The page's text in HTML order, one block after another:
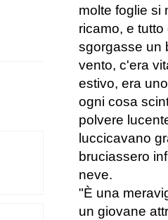
molte foglie si
ricamo, e
sgorgasse un
vento, c'era
estivo, era
ogni cosa
polvere
luccicavano
bruciassero
neve.
"È una
un giovane